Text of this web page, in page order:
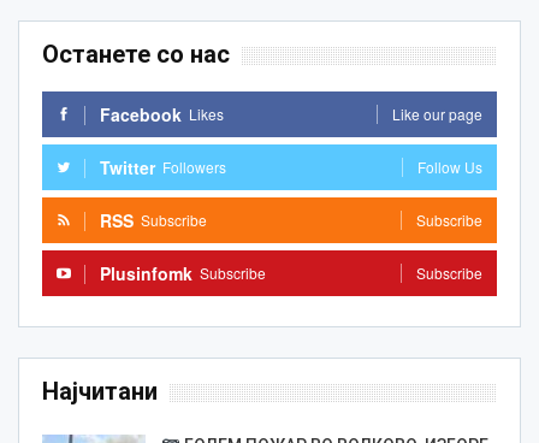
Останете со нас
Facebook Likes Like our page
Twitter Followers Follow Us
RSS Subscribe Subscribe
Plusinfomk Subscribe Subscribe
Најчитани